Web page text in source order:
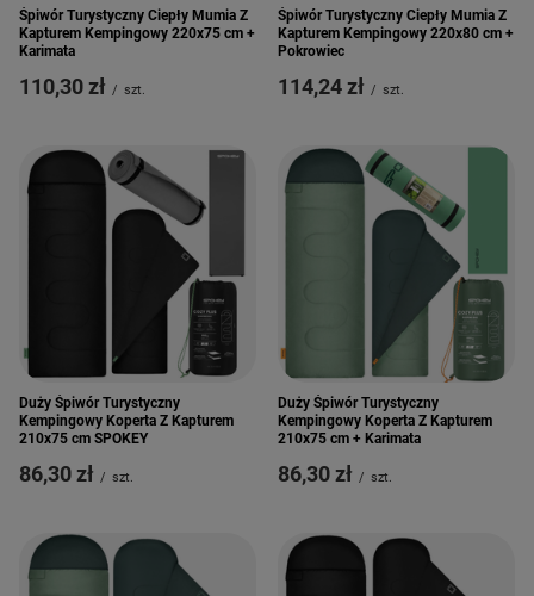
Śpiwór Turystyczny Ciepły Mumia Z
Kapturem Kempingowy 220x75 cm +
Karimata
110,30 zł / szt.
Śpiwór Turystyczny Ciepły Mumia Z
Kapturem Kempingowy 220x80 cm +
Pokrowiec
114,24 zł / szt.
Duży Śpiwór Turystyczny
Kempingowy Koperta Z Kapturem
210x75 cm SPOKEY
86,30 zł / szt.
Duży Śpiwór Turystyczny
Kempingowy Koperta Z Kapturem
210x75 cm + Karimata
86,30 zł / szt.